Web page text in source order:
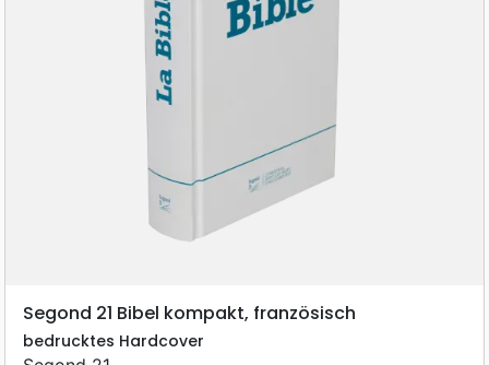
Segond 21 Bibel kompakt, französisch
bedrucktes Hardcover